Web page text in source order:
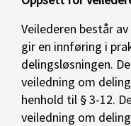
Veilederen består
gir en innføring i
delingsløsningen.
veiledning om
henhold til § 3-12.
veiledning om